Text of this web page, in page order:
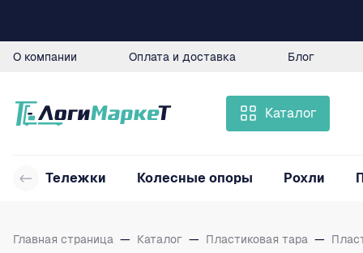
О компании Оплата и доставка Блог
Каталог
Тележки Колесные опоры Рохли
Главная страница — Каталог — Пластиковая тара —